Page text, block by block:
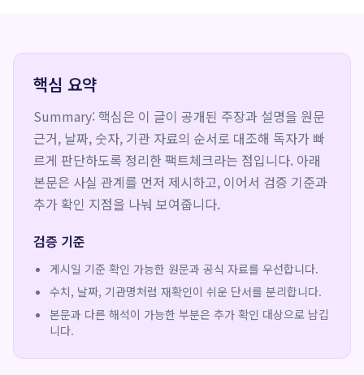
핵심 요약
Summary: 핵심은 이 글이 공개된 주장과 설명을 원문
근거, 날짜, 숫자, 기관 자료의 순서로 대조해 독자가 빠
르게 판단하도록 정리한 팩트체크라는 점입니다. 아래
본문은 사실 관계를 먼저 제시하고, 이어서 검증 기준과
추가 확인 지점을 나눠 보여줍니다.
검증 기준
게시일 기준 확인 가능한 원문과 공식 자료를 우선합니다.
수치, 날짜, 기관명처럼 재확인이 쉬운 단서를 분리합니다.
본문과 다른 해석이 가능한 부분은 추가 확인 대상으로 남깁
니다.